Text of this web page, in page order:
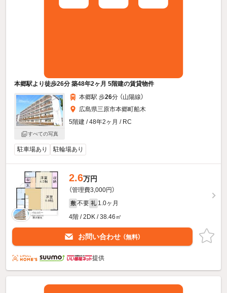
本郷駅より徒歩26分 築48年2ヶ月 5階建の賃貸物件
すべての写真
本郷駅 歩26分 （山陽線）
広島県三原市本郷町船木
5階建 / 48年2ヶ月 / RC
駐車場あり 駐輪場あり
2.6万円
（管理費3,000円）
敷 不要 礼 1.0ヶ月
4階 / 2DK / 38.46㎡
お問い合わせ （無料）
提供